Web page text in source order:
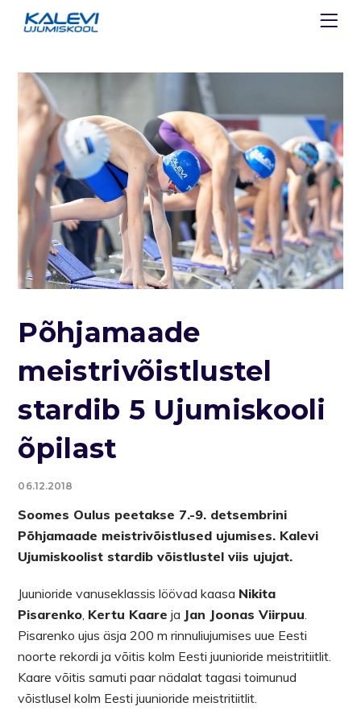
Põhjamaade
meistrivõistlustel
stardib 5 Ujumiskooli
õpilast
06.12.2018
Soomes Oulus peetakse 7.-9. detsembrini
Põhjamaade meistrivõistlused ujumises. Kalevi
Ujumiskoolist stardib võistlustel viis ujujat.
Juunioride vanuseklassis löövad kaasa Nikita
Pisarenko Kertu Kaare ja Jan Joonas Viirpuu
Pisarenko ujus äsja 200 m rinnuliujumises uue Eesti
noorte rekordi ja võitis kolm Eesti juunioride meistritiitlit.
Kaare võitis samuti paar nädalat tagasi toimunud
võistlusel kolm Eesti juunioride meistritiitlit.